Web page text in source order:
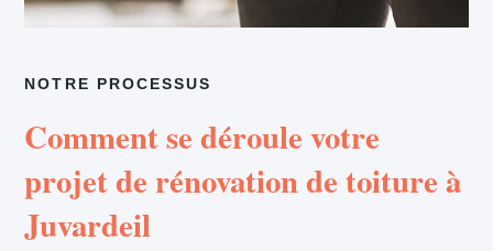
NOTRE PROCESSUS
Comment se déroule votre
projet de rénovation de toiture à
Juvardeil